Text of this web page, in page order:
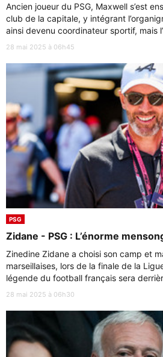
Ancien joueur du PSG, Maxwell s’est
club de la capitale, y intégrant
ainsi devenu coordinateur sportif, mais
28 mai 2025 à 06h45
PSG
Zidane - PSG : L’énorme
Zinedine Zidane a choisi son camp et
marseillaises, lors de la finale de la
légende du football français sera
28 mai 2025 à 06h30